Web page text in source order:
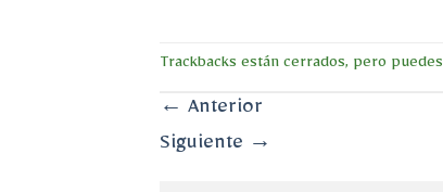
Trackbacks están cerrados, pero puedes
← Anterior
Siguiente →